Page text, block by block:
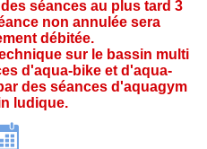
séances au plus tard 3
non annulée sera
débitée.
sur le bassin multi
d'aqua-bike et d'aqua-
des séances d'aquagym
ludique.